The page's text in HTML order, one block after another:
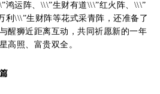
鸿运阵、\\\”生财有道\\\”红火阵、\\\”
利\\\”生财阵等花式采青阵，还准备了
醒狮近距离互动，共同祈愿新的一年
高照、富贵双全。